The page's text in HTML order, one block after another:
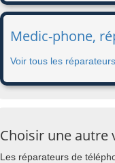
Medic-phone,
Voir tous les
Choisir une autre
Les réparateurs de